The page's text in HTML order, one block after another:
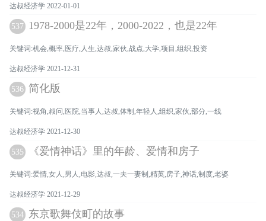
达叔经济学 2022-01-01
537 1978-2000是22年，2000-2022，也是22年
关键词:机会,概率,医疗,人生,达叔,家伙,战点,大学,项目,组织,投资
达叔经济学 2021-12-31
536 简化版
关键词:视角,叔问,医院,当事人,达叔,体制,年轻人,组织,家伙,部分,一线
达叔经济学 2021-12-30
535 《爱情神话》里的年龄、爱情和房子
关键词:爱情,女人,男人,电影,达叔,一夫一妻制,精英,房子,神话,制度,老婆
达叔经济学 2021-12-29
534 东京歌舞伎町的故事